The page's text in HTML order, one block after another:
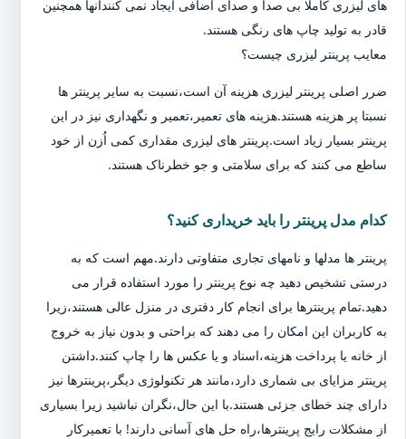
های لیزری کاملا بی صدا و صدای اضافی ایجاد نمی کنندآنها همچنین
قادر به تولید چاپ های رنگی هستند.
معایب پرینتر لیزری چیست؟
ضرر اصلی پرینتر لیزری هزینه آن است،نسبت به سایر پرینتر ها
نسبتا پر هزینه هستند.هزینه های تعمیر،تعمیر و نگهداری نیز در این
پرینتر بسیار زیاد است.پرینتر های لیزری مقداری کمی اُزن از خود
ساطع می کنند که برای سلامتی و جو خطرناک هستند.
کدام مدل پرینتر را باید خریداری کنید؟
پرینتر ها مدلها و نامهای تجاری متفاوتی دارند.مهم است که به
درستی تشخیص دهید چه نوع پرینتر را مورد استفاده قرار می
دهید.تمام پرینترها برای انجام کار دفتری در منزل عالی هستند،زیرا
به کاربران این امکان را می دهند که براحتی و بدون نیاز به خروج
از خانه یا پرداخت هزینه،اسناد و یا عکس ها را چاپ کنند.داشتن
پرینتر مزایای بی شماری دارد،مانند هر تکنولوژی دیگر،پرینترها نیز
دارای چند خطای جزئی هستند.با این حال،نگران نباشید زیرا بسیاری
از مشکلات رایج پرینترها،راه حل های آسانی دارند! با تعمیرکار